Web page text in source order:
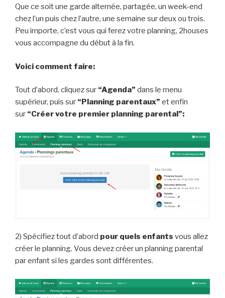
Que ce soit une garde alternée, partagée, un week-end
chez l’un puis chez l’autre, une semaine sur deux ou trois.
Peu importe, c’est vous qui ferez votre planning, 2houses
vous accompagne du début à la fin.
Voici comment faire:
Tout d’abord, cliquez sur “Agenda” dans le menu
supérieur, puis sur “Planning parentaux” et enfin
sur “Créer votre premier planning parental”:
2) Spécifiez tout d’abord pour quels enfants vous allez
créer le planning. Vous devez créer un planning parental
par enfant si les gardes sont différentes.